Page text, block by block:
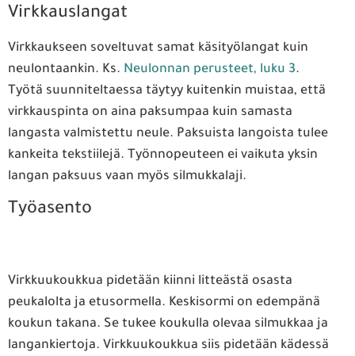
Virkkauslangat
Virkkaukseen soveltuvat samat käsityölangat kuin
neulontaankin. Ks. Neulonnan perusteet, luku 3.
Työtä suunniteltaessa täytyy kuitenkin muistaa, että
virkkauspinta on aina paksumpaa kuin samasta
langasta valmistettu neule. Paksuista langoista tulee
kankeita tekstiilejä. Työnnopeuteen ei vaikuta yksin
langan paksuus vaan myös silmukkalaji.
Työasento
Virkkuukoukkua pidetään kiinni litteästä osasta
peukalolta ja etusormella. Keskisormi on edempänä
koukun takana. Se tukee koukulla olevaa silmukkaa ja
langankiertoja. Virkkuukoukkua siis pidetään kädessä